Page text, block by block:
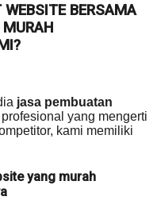
BERSAMA
jasa pembuatan
yang mengerti
kami memiliki
yang murah